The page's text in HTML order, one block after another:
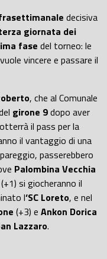
decisiva
giornata dei
fase del torneo: le
vincere e passare il
, che al Comunale
girone 9dopo aver
il pass per la
il vantaggio di una
passerebbero
Palombina Vecchia
(+1) si giocheranno il
l‘SC Loreto, e nel
(+3) e Ankon Dorica
Lazzaro.